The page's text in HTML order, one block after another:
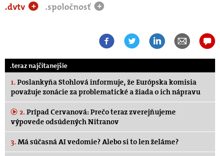
.dvtv
+ .spoločnosť +
.teraz najčítanejšie
1. Poslankyňa Stohlová informuje, že Európska komisia
považuje zonácie za problematické a žiada o ich nápravu
2. Prípad Cervanová: Prečo teraz zverejňujeme
výpovede odsúdených Nitranov
3. Má súčasná AI vedomie? Alebo si to len želáme?